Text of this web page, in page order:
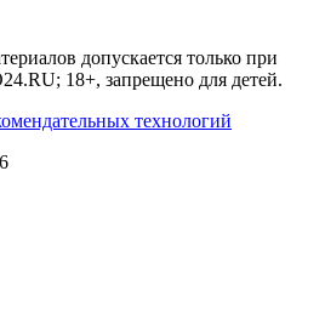
допускается только при
18+, запрещено для детей.
технологий